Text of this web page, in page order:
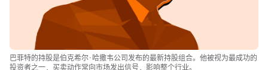
巴菲特的持股是伯克希尔·哈撒韦公司发布的最新持股组合。他被视为最成功的
投资者之一，买卖动作常向市场发出信号，影响整个行业。